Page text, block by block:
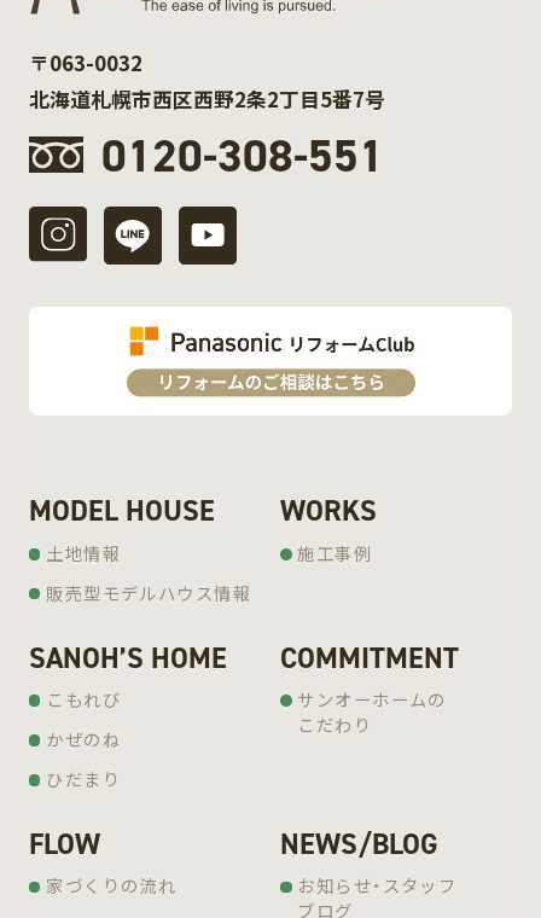
〒063-0032
北海道札幌市西区西野2条2丁目5番7号
0120-308-551
MODEL HOUSE
土地情報
販売型モデルハウス情報
WORKS
施工事例
SANOH’S HOME
こもれび
かぜのね
ひだまり
COMMITMENT
サンオーホームの
こだわり
FLOW
家づくりの流れ
NEWS/BLOG
お知らせ・スタッフ
ブログ